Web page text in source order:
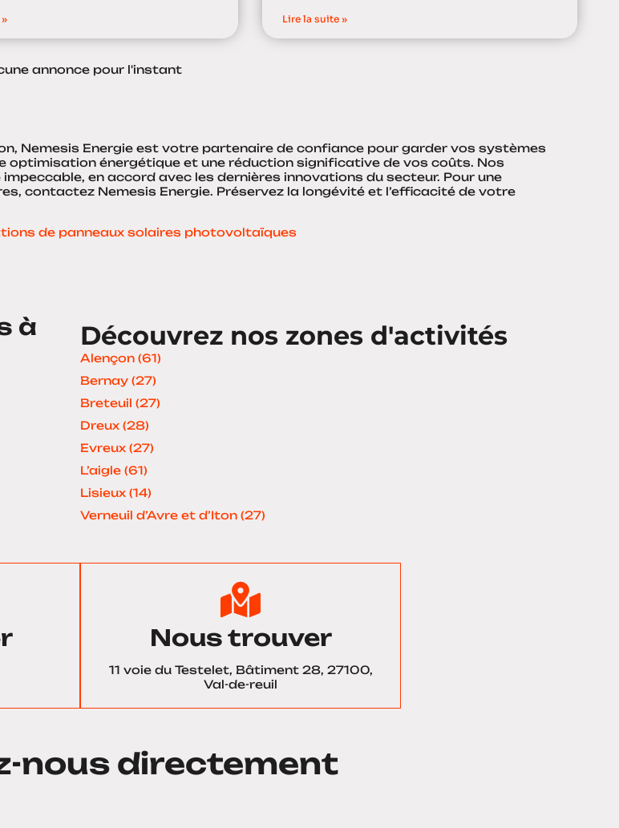
Lire la suite »
annonce pour l'instant
Nemesis Energie est votre partenaire de confiance pour garder vos systèmes
énergétique et une réduction significative de vos coûts. Nos
en accord avec les dernières innovations du secteur. Pour une
contactez Nemesis Energie. Préservez la longévité et l’efficacité de votre
de panneaux solaires photovoltaïques
à
Découvrez nos zones d'activités
Alençon (61)
Bernay (27)
Breteuil (27)
Dreux (28)
Evreux (27)
L’aigle (61)
Lisieux (14)
Verneuil d’Avre et d’Iton (27)
Nous trouver
11 voie du Testelet, Bâtiment 28, 27100,
Val-de-reuil
nous directement